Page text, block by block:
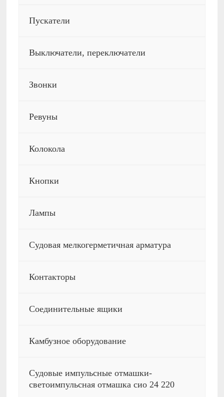
Пускатели
Выключатели, переключатели
Звонки
Ревуны
Колокола
Кнопки
Лампы
Судовая мелкогерметичная арматура
Контакторы
Соединительные ящики
Камбузное оборудование
Судовые импульсные отмашки-
светоимпульсная отмашка сио 24 220